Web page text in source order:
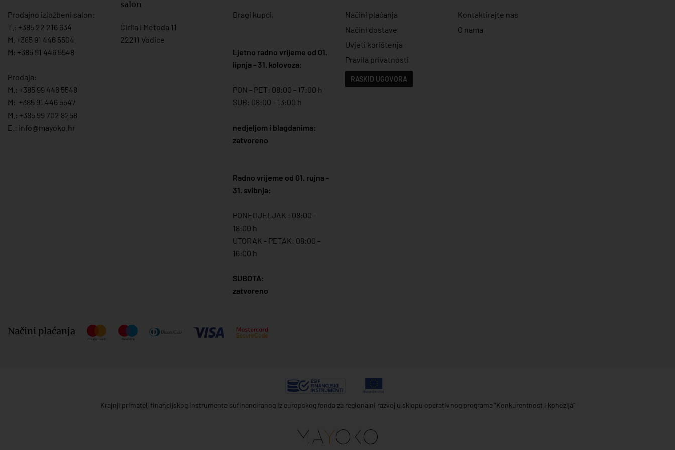
Prodajno izložbeni salon:
T.: +385 22 216 634
M. +385 91 446 5504
M: +385 91 446 5548
Prodaja:
M.: +385 99 446 5548
M: +385 91 446 5547
M.: +385 99 702 8258
E.: info@mayoko. hr
salon
Ćirila i Metoda 11
22211 Vodice
Dragi kupci,
Ljetno radno vrijeme od 01.
lipnja - 31. kolovoza:
PON - PET: 08:00 - 17:00 h
SUB: 08:00 - 13:00 h
nedjeljom i blagdanima:
zatvoreno
Radno vrijeme od 01. rujna -
31. svibnja:
PONEDJELJAK : 08:00 -
18:00 h
UTORAK - PETAK: 08:00 -
16:00 h
SUBOTA:
zatvoreno
Načini plaćanja
Načini dostave
Uvjeti korištenja
Pravila privatnosti
RASKID UGOVORA
Kontaktirajte nas
O nama
Načini plaćanja
Krajnji primatelj financijskog instrumenta sufinanciranog iz europskog fonda za regionalni razvoj u sklopu operativnog programa "Konkurentnost i kohezija"